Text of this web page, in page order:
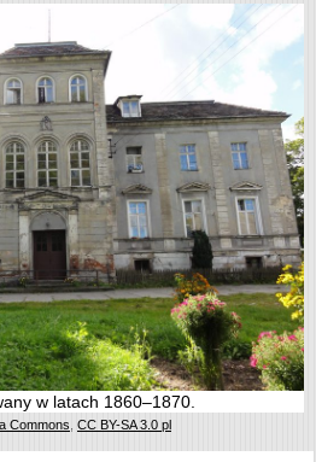
w latach 1860–1870.
Commons CC BY-SA 3.0 pl